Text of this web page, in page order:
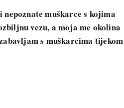
muškarce s kojima
vezu, a moja me okolina
s muškarcima tijekom